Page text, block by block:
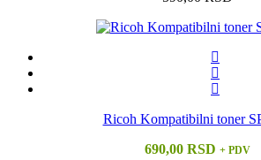
Ricoh Kompatibilni toner
690,00 RSD + PDV